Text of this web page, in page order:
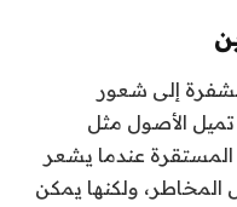
إلى شعور
الأصول مثل
المستقرة عندما يشعر
ولكنها يمكن